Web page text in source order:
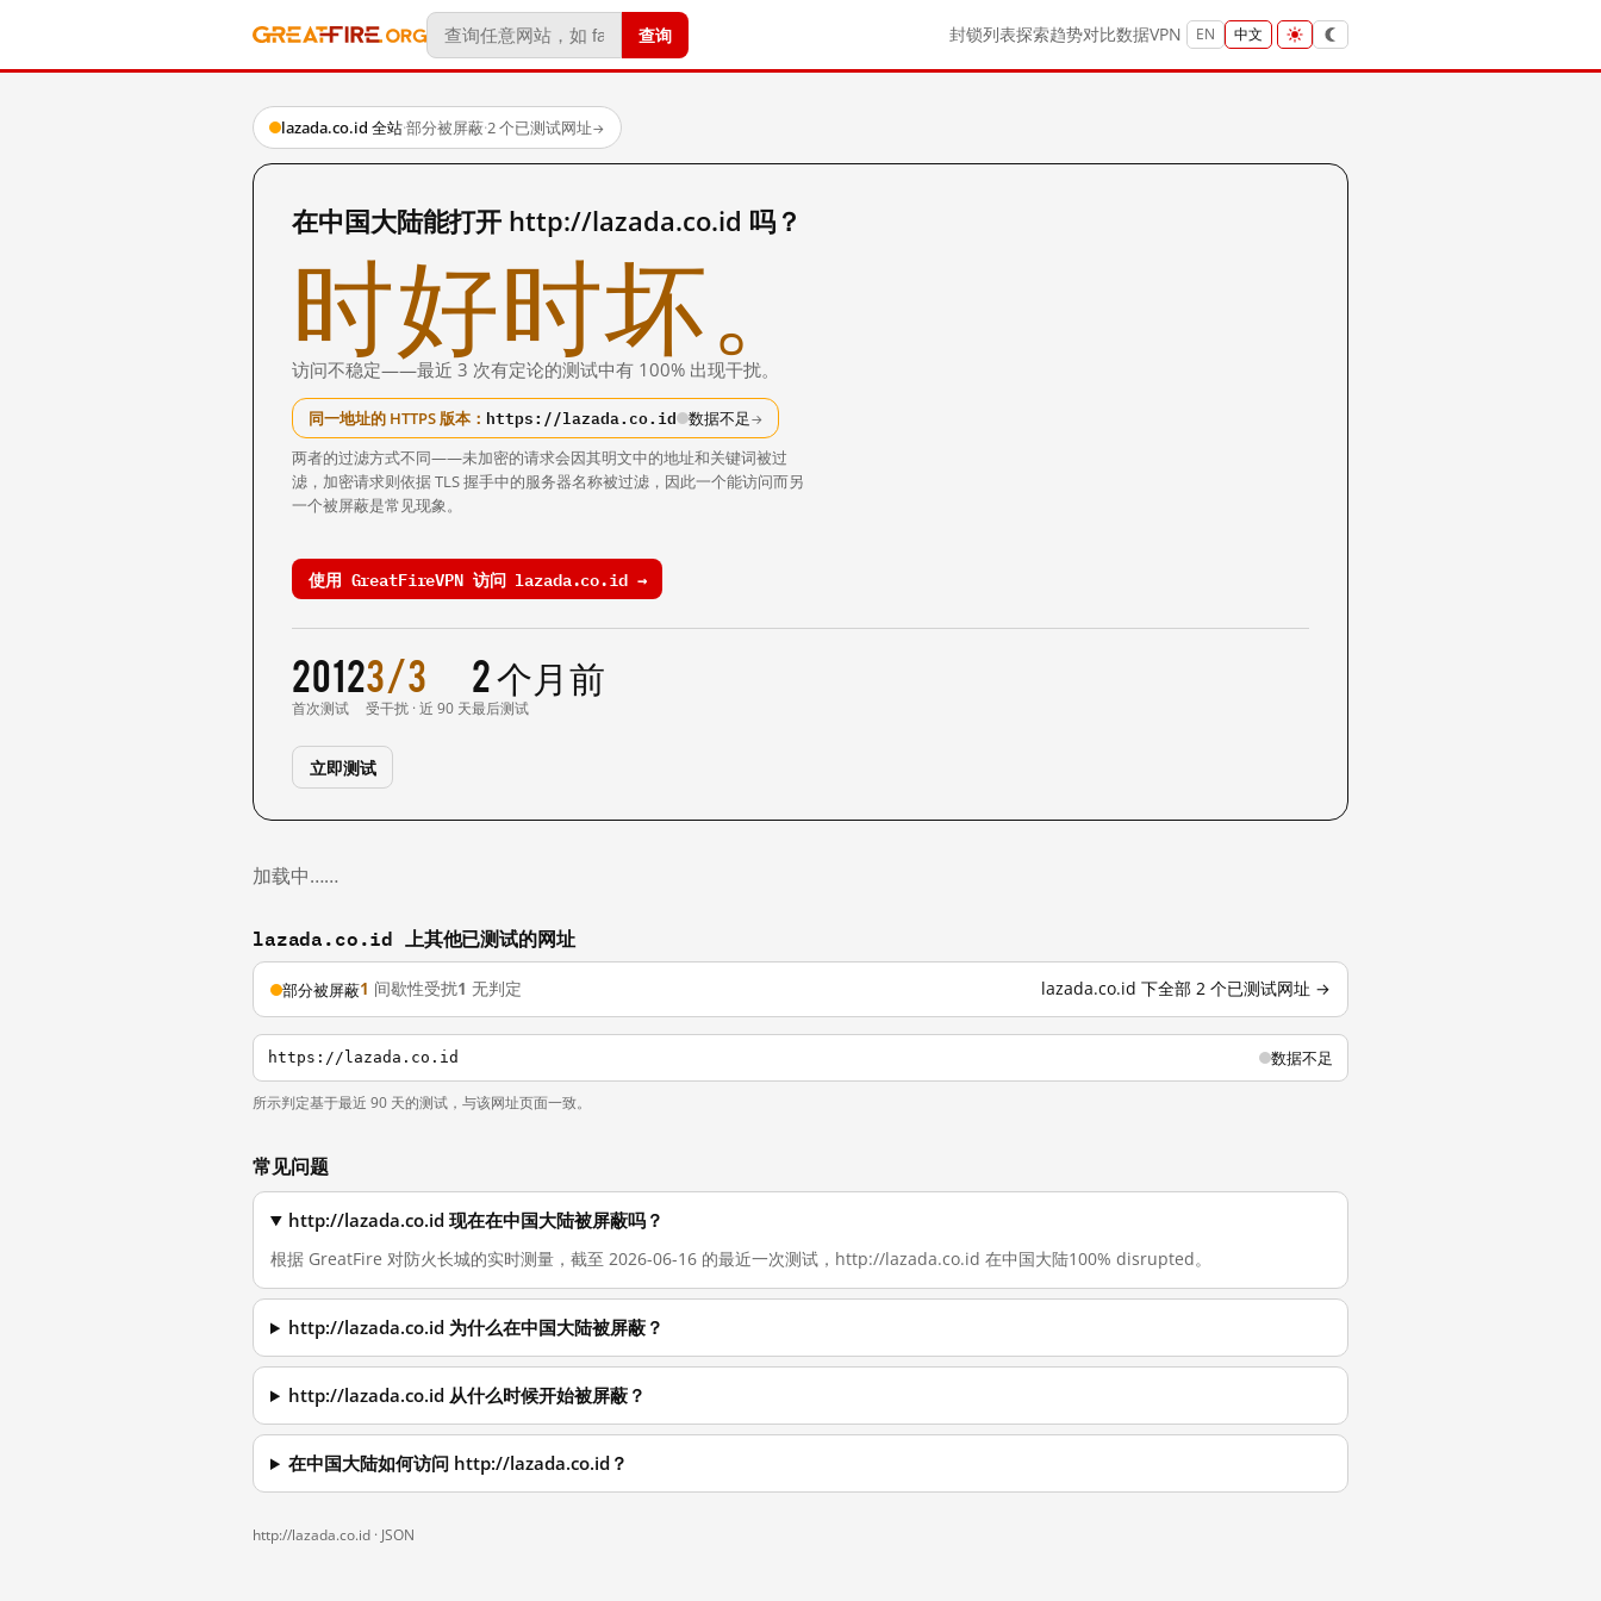
查询 封锁列表探索趋势对比数据VPN EN 中文
lazada.co.id 全站·部分被屏蔽·2 个已测试网址→
在中国大陆能打开 http://lazada.co.id 吗？
时好时坏。
访问不稳定——最近 3 次有定论的测试中有 100% 出现干扰。
同一地址的 HTTPS 版本： https://lazada.co.id 数据不足 →
两者的过滤方式不同——未加密的请求会因其明文中的地址和关键词被过
滤，加密请求则依据 TLS 握手中的服务器名称被过滤，因此一个能访问而另
一个被屏蔽是常见现象。
使用 GreatFireVPN 访问 lazada.co.id →
2012
首次测试
3/3
受干扰 · 近 90 天
2 个月前
最后测试
立即测试
加载中……
lazada.co.id 上其他已测试的网址
部分被屏蔽1 间歇性受扰1 无判定 lazada.co.id 下全部 2 个已测试网址 →
https://lazada.co.id 数据不足
所示判定基于最近 90 天的测试，与该网址页面一致。
常见问题
http://lazada.co.id 现在在中国大陆被屏蔽吗？
根据 GreatFire 对防火长城的实时测量，截至 2026-06-16 的最近一次测试，http://lazada.co.id 在中国大陆100% disrupted。
http://lazada.co.id 为什么在中国大陆被屏蔽？
http://lazada.co.id 从什么时候开始被屏蔽？
在中国大陆如何访问 http://lazada.co.id？
http://lazada.co.id · JSON